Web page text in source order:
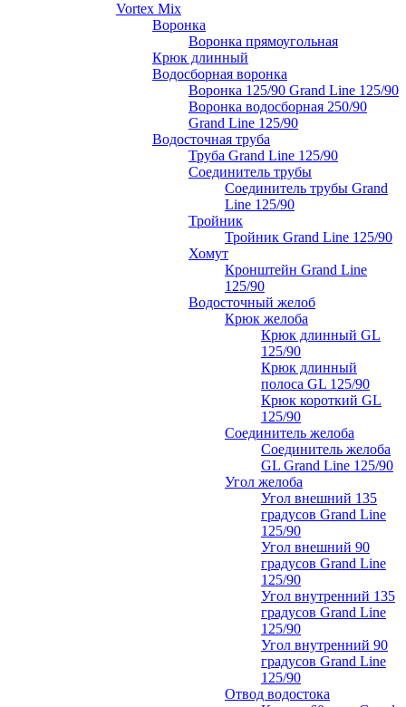
Vortex Mix
Воронка
Воронка прямоугольная
Крюк длинный
Водосборная воронка
Воронка 125/90 Grand Line 125/90
Воронка водосборная 250/90
Grand Line 125/90
Водосточная труба
Труба Grand Line 125/90
Соединитель трубы
Соединитель трубы Grand
Line 125/90
Тройник
Тройник Grand Line 125/90
Хомут
Кронштейн Grand Line
125/90
Водосточный желоб
Крюк желоба
Крюк длинный GL
125/90
Крюк длинный
полоса GL 125/90
Крюк короткий GL
125/90
Соединитель желоба
Соединитель желоба
GL Grand Line 125/90
Угол желоба
Угол внешний 135
градусов Grand Line
125/90
Угол внешний 90
градусов Grand Line
125/90
Угол внутренний 135
градусов Grand Line
125/90
Угол внутренний 90
градусов Grand Line
125/90
Отвод водостока